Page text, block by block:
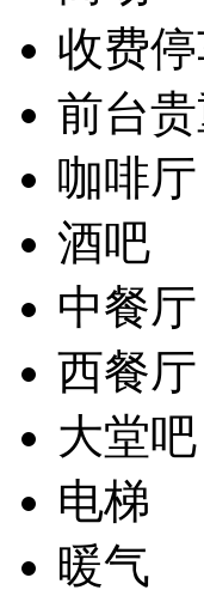
收费
前台
咖啡厅
酒吧
中餐厅
西餐厅
大堂吧
电梯
暖气